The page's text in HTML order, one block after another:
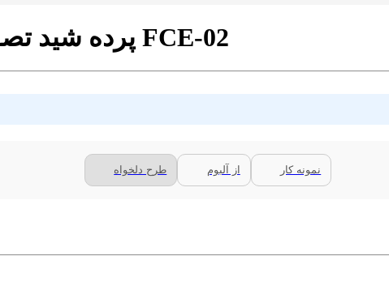
پرده شید تصویری طرح چهره جک اسپارو کد FCE-02
طرح دلخواه از آلبوم نمونه کار